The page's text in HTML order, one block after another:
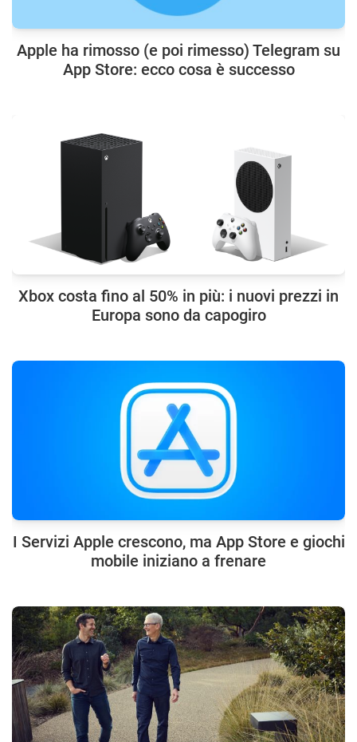
Apple ha rimosso (e poi rimesso) Telegram su
App Store: ecco cosa è successo
Xbox costa fino al 50% in più: i nuovi prezzi in
Europa sono da capogiro
I Servizi Apple crescono, ma App Store e giochi
mobile iniziano a frenare